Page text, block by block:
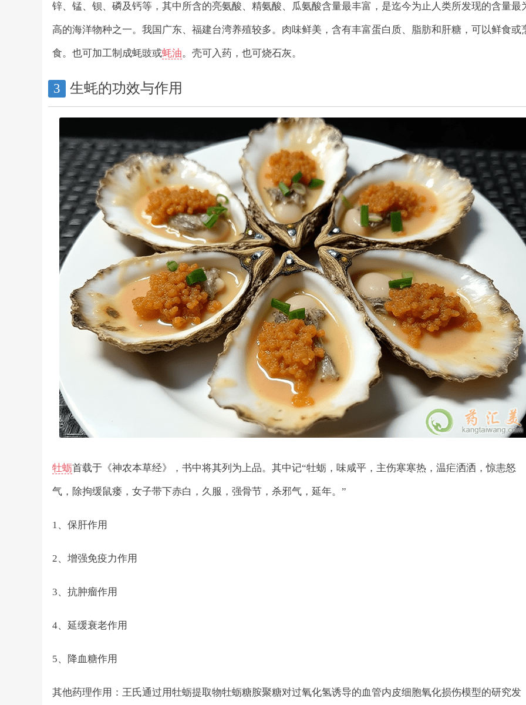
锌、锰、钡、磷及钙等，其中所含的亮氨酸、精氨酸、瓜氨酸含量最丰富，是迄今为止人类所发现的含量最
高的海洋物种之一。我国广东、福建台湾养殖较多。肉味鲜美，含有丰富蛋白质、脂肪和肝糖，可以鲜食或
食。也可加工制成蚝豉或蚝油。壳可入药，也可烧石灰。
3 生蚝的功效与作用
牡蛎首载于《神农本草经》，书中将其列为上品。其中记“牡蛎，味咸平，主伤寒寒热，温疟洒洒，惊恚怒
气，除拘缓鼠瘘，女子带下赤白，久服，强骨节，杀邪气，延年。”
1、保肝作用
2、增强免疫力作用
3、抗肿瘤作用
4、延缓衰老作用
5、降血糖作用
其他药理作用：王氏通过用牡蛎提取物牡蛎糖胺聚糖对过氧化氢诱导的血管内皮细胞氧化损伤模型的研究发